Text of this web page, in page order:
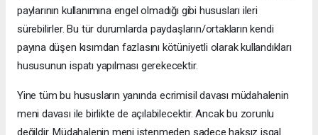
paylarının kullanımına engel olmadığı gibi hususları ileri
sürebilirler. Bu tür durumlarda paydaşların/ortakların kendi
payına düşen kısımdan fazlasını kötüniyetli olarak kullandıkları
hususunun ispatı yapılması gerekecektir.
Yine tüm bu hususların yanında ecrimisil davası müdahalenin
meni davası ile birlikte de açılabilecektir. Ancak bu zorunlu
değildir. Müdahalenin meni istenmeden sadece haksız işgal